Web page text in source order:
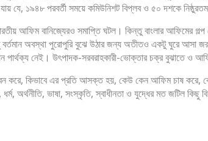
যায় যে, ১৯৪৮ পরবর্তী সময়ে কমিউনিশট বিপ্লব ও ৫০ দশকে
আফিম বানিজ্যেরও সমাপ্তি ঘটল। কিন্তু বাংলার আফিমের
অবস্থা পুরোপুরি বুঝে উঠার জন্য অতীতও একটু ঘুরে আসা
নেই। উৎপাদক-সরবরাহকারী-ভোক্তার চক্র বুঝাতে ও
কিভাবে এর প্রতি আসক্ত হয়, কেউ কেন আফিম চাষ করে,
অর্থনীতি, ভাষা, সংস্কৃতি, স্বাধীনতা ও যুদ্ধের মত জটিল